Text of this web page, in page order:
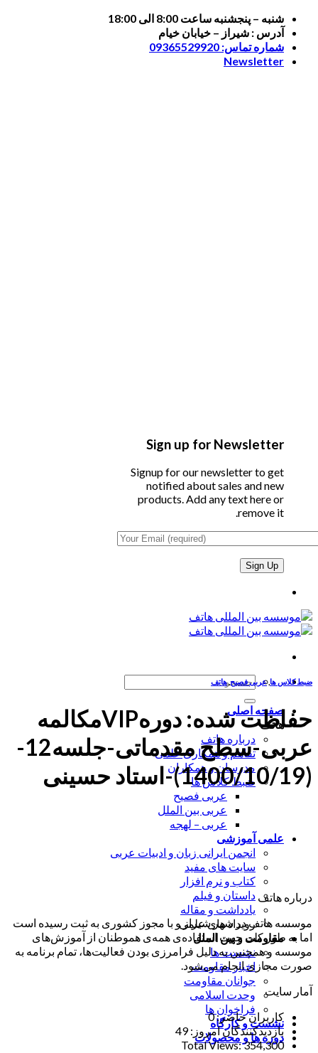
Skip
content
شنبه – پنجشنبه ساعت 8:00 الی 18:00
آدرس : شیراز – خیابان خیام
شماره تماس: 09365529920
Newsletter
Sign up for Newsletter
Signup for our newsletter to get
notified about sales and new
products. Add any text here or
remove it.
جستجو
صفحه اصلی
هاتف
درباره هاتف
تفاهم و همکاری علمی
مدرسان و همکاران
ضبط کلاس ها
عربی فصیح
عربی بین الملل
عربی – لهجه
علمی آموزشی
انجمن ایرانی زبان و ادبیات عربی
سایت های مفید
کتاب و نرم افزار
داستان و فیلم
یادداشت و مقاله
رویداد های علمی
مقاومت و بین الملل
نشست ها
اخبار مقاومت
جوانان مقاومت
وحدت اسلامی
فراخوان ها
نشست و کارگاه
دوره ها و محصولات
ضبط کلاس ها ,عربی فصیح,هاتف
حفاظت شده: دورهVIPمکالمه
عربی-سطح مقدماتی-جلسه12-
(1400/10/19)-استاد حسینی
درباره هاتف
موسسه هاتف در شهر شیراز و با مجوز کشوری به ثبت رسیده است
اما به طور کلی جهت استفاده‌ی همه‌ی هموطنان از آموزش‌های
موسسه و همچنین به دلیل فرامرزی بودن فعالیت‌ها، تمام برنامه به
صورت مجازی انجام می‌شود.
آمار سایت
کاربران حاضر:0
بازدیدکنندگان امروز:49
Total Views:354,300